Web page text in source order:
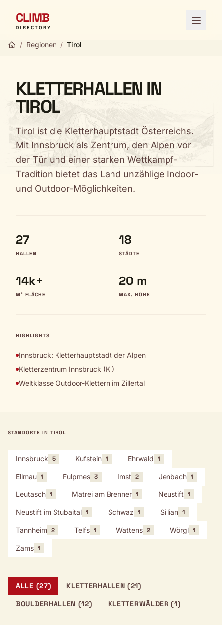
CLIMB
DIRECTORY Menü
/ Regionen / Tirol
KLETTERHALLEN IN
TIROL
Tirol ist die Kletterhauptstadt Österreichs.
Mit Innsbruck als Zentrum, den Alpen vor
der Tür und einer starken Wettkampf-
Tradition bietet das Land unzählige Indoor-
und Outdoor-Möglichkeiten.
27
HALLEN
18
STÄDTE
14k+
M² FLÄCHE
20 m
MAX. HÖHE
HIGHLIGHTS
Innsbruck: Kletterhauptstadt der Alpen
Kletterzentrum Innsbruck (KI)
Weltklasse Outdoor-Klettern im Zillertal
STANDORTE IN TIROL
Innsbruck 5 Kufstein 1 Ehrwald 1
Ellmau 1 Fulpmes 3 Imst 2 Jenbach 1
Leutasch 1 Matrei am Brenner 1 Neustift 1
Neustift im Stubaital 1 Schwaz 1 Sillian 1
Tannheim 2 Telfs 1 Wattens 2 Wörgl 1
Zams 1
ALLE (27)
KLETTERHALLEN (21)
BOULDERHALLEN (12)
KLETTERWÄLDER (1)